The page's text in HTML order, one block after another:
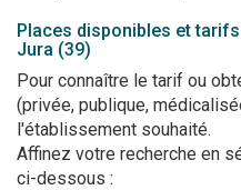
Places disponibles et
Jura (39)
Pour connaître le tarif ou
(privée, publique,
l'établissement souhaité.
Affinez votre recherche en
ci-dessous :